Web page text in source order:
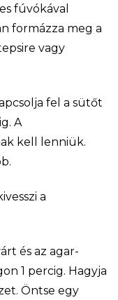
fúvókával
formázza meg a
vagy
fel a sütőt
A
kell lenniük.
a
és az agar-
1 percig. Hagyja
Öntse egy